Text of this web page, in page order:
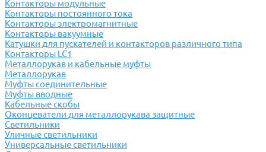
Контакторы модульные
Контакторы постоянного тока
Контакторы электромагнитные
Контакторы вакуумные
Катушки для пускателей и контакторов различного типа
Контакторы LC1
Металлорукав и кабельные муфты
Металлорукав
Муфты соединительные
Муфты вводные
Кабельные скобы
Оконцеватели для металлорукава защитные
Светильники
Уличные светильники
Универсальные светильники